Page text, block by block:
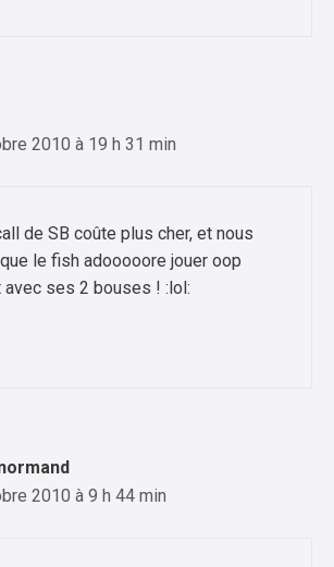
2010 à 19 h 31 min
de SB coûte plus cher, et nous
le fish adooooore jouer oop
ses 2 bouses ! :lol:
2010 à 9 h 44 min